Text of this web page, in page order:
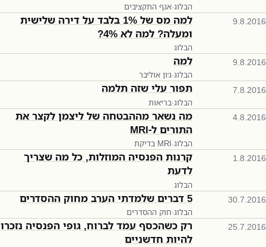
הבלוג·אגף התקציבים
9.8.2016
למה מס של 1% בלבד על דירה שלישית
ומעלה? למה לא 4%?
הבלוג
9.8.2016 למה
הבלוג·ג׳ון אוליבר
7.8.2016 תפור עלי שזה תלמה
הבלוג·בריאות
4.8.2016
מה נשאר מההבטחה של ליצמן לקצר את
התורים ל-MRI
הבלוג·בדיקת MRI
1.8.2016
קרנות הפנסיה המוזלות, כל מה שצריך
לדעת
הבלוג
30.7.2016 5 דברים שלמדתי הערב מחוק ההסדרים
הבלוג·חוק ההסדרים
25.7.2016
רק כשהכסף עמד לברוח, גופי הפנסיה נזכרו
להיות חדשניים